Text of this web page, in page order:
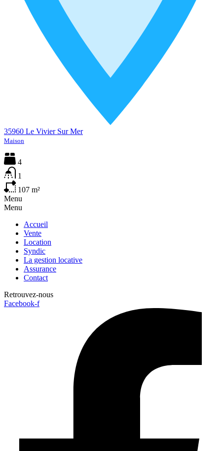
35960 Le Vivier Sur Mer
Maison
4
1
107 m²
Menu
Menu
Accueil
Vente
Location
Syndic
La gestion locative
Assurance
Contact
Retrouvez-nous
Facebook-f